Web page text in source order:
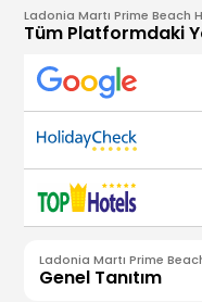
Ladonia Martı Prime Beach
Tüm Platformdaki
Ladonia Martı Prime
Genel Tanıtım